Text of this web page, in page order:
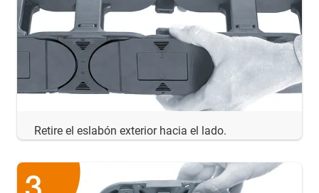
Retire el eslabón exterior hacia el lado.